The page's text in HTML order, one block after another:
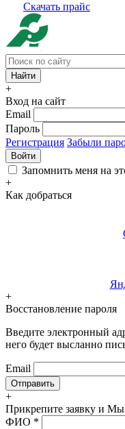
Скачать прайс
+
Вход на сайт
Email
Пароль
Регистрация Забыли
Войти
Запомнить меня на
+
Как добраться
+
Восстановление пароля
Введите электронный
него будет высланно
Email
+
Прикрепите заявку и Мы
ФИО *